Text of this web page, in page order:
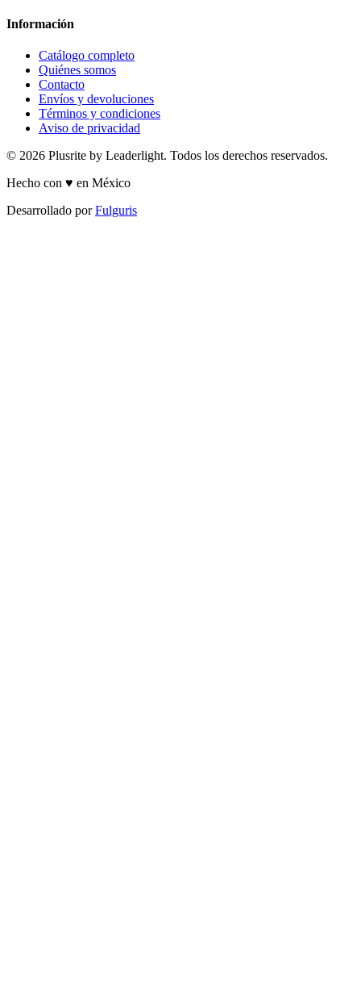
Información
Catálogo completo
Quiénes somos
Contacto
Envíos y devoluciones
Términos y condiciones
Aviso de privacidad
© 2026 Plusrite by Leaderlight. Todos los derechos reservados.
Hecho con ♥ en México
Desarrollado porFulguris